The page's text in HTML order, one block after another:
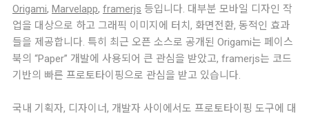
Origami, Marvelapp, framerjs 등입니다. 대부분 모바일 디자인 작
업을 대상으로 하고 그래픽 이미지에 터치, 화면전환, 동적인 효과
들을 제공합니다. 특히 최근 오픈 소스로 공개된 Origami는 페이스
북의 “Paper” 개발에 사용되어 큰 관심을 받았고, framerjs는 코드
기반의 빠른 프로토타이핑으로 관심을 받고 있습니다.
국내 기획자, 디자이너, 개발자 사이에서도 프로토타이핑 도구에 대